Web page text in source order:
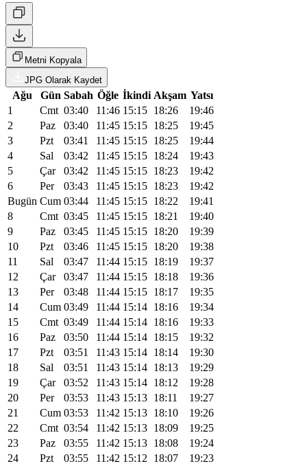
Metni Kopyala
JPG Olarak Kaydet
Ağu Gün Sabah Öğle İkindi Akşam Yatsı
1
Cmt 03:40 11:46 15:15 18:26
19:46
2
Paz 03:40 11:45 15:15 18:25
19:45
3
Pzt 03:41 11:45 15:15 18:25
19:44
4
Sal 03:42 11:45 15:15 18:24
19:43
5
Çar 03:42 11:45 15:15 18:23
19:42
6
Per 03:43 11:45 15:15 18:23
19:42
Bugün Cum 03:44 11:45 15:15 18:22
19:41
8
Cmt 03:45 11:45 15:15 18:21
19:40
9
Paz 03:45 11:45 15:15 18:20
19:39
10
Pzt 03:46 11:45 15:15 18:20
19:38
11
Sal 03:47 11:44 15:15 18:19
19:37
12
Çar 03:47 11:44 15:15 18:18
19:36
13
Per 03:48 11:44 15:15 18:17
19:35
14
Cum 03:49 11:44 15:14 18:16
19:34
15
Cmt 03:49 11:44 15:14 18:16
19:33
16
Paz 03:50 11:44 15:14 18:15
19:32
17
Pzt 03:51 11:43 15:14 18:14
19:30
18
Sal 03:51 11:43 15:14 18:13
19:29
19
Çar 03:52 11:43 15:14 18:12
19:28
20
Per 03:53 11:43 15:13 18:11
19:27
21
Cum 03:53 11:42 15:13 18:10
19:26
22
Cmt 03:54 11:42 15:13 18:09
19:25
23
Paz 03:55 11:42 15:13 18:08
19:24
24
Pzt 03:55 11:42 15:12 18:07
19:23